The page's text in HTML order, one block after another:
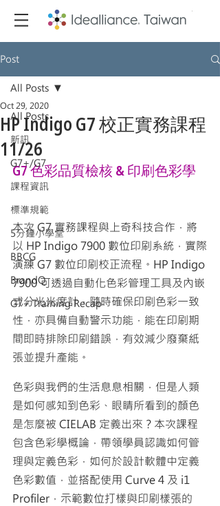
Post
All Posts
新訊
G7+/G7
課程資訊
標準規範
5分鐘小學堂
BBCG
BrandQ
G7+ Training Recap
All Posts
HP Indigo G7 校正實務課程
11/26
Oct 29, 2020
G7 色彩品質檢核 & 印刷色彩學
本次 G7 實務課程與上奇科技合作，將
以 HP Indigo 7900 數位印刷系統，實際
演練 G7 數位印刷校正流程。HP Indigo
7900 可透過自動化色彩管理工具及內嵌
式分光光度計，隨時確保印刷色彩一致
性，亦具備自動警示功能，能在印刷期
間即時排除印刷錯誤， 有效減少廢棄紙
張並提升產能 。
色彩與我們的生活息息相關，但是人類
是如何感知到色彩、眼睛所看到的顏色
是怎麼被 CIELAB 定義出來？本次課程
包含色彩學概論，帶領學員認識如何管
理與定義色彩， 如何於設計軟體中定義
色彩數值，並搭配使用 Curve 4 及 i1
Profiler，示範數位打樣與印刷樣張的